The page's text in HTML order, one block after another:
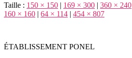
Taille : 150 × 150 | 169 × 300 | 360 × 240
160 × 160 | 64 × 114 | 454 × 807
ÉTABLISSEMENT PONEL